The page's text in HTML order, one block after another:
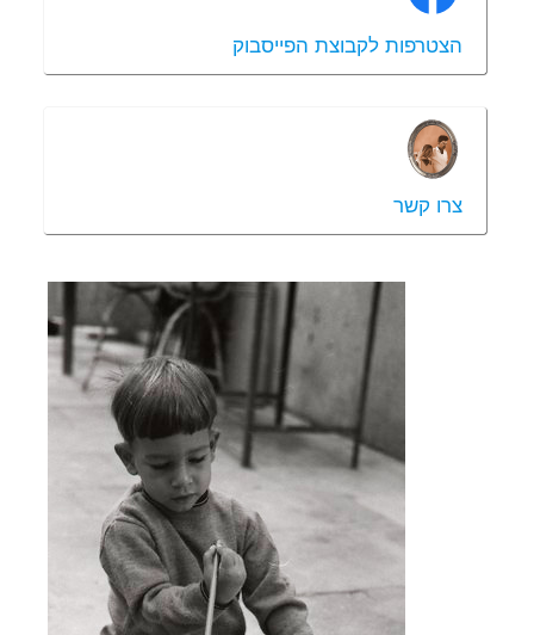
הצטרפות לקבוצת הפייסבוק
צרו קשר